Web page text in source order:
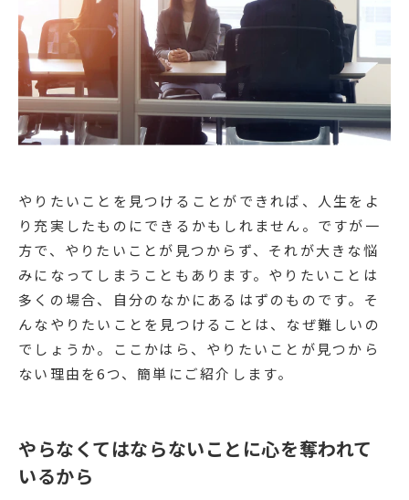
やりたいことを見つけることができれば、人生をよ
り充実したものにできるかもしれません。ですが一
方で、やりたいことが見つからず、それが大きな悩
みになってしまうこともあります。やりたいことは
多くの場合、自分のなかにあるはずのものです。そ
んなやりたいことを見つけることは、なぜ難しいの
でしょうか。ここかはら、やりたいことが見つから
ない理由を6つ、簡単にご紹介します。
やらなくてはならないことに心を奪われて
いるから